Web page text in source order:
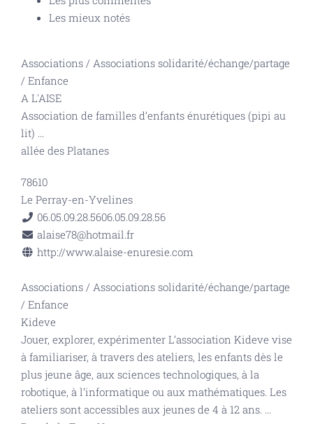
Les mieux notés
Associations / Associations solidarité/échange/partage
/ Enfance
A L'AISE
Association de familles d’enfants énurétiques (pipi au
lit) ...
allée des Platanes
78610
Le Perray-en-Yvelines
06.05.09.28.5606.05.09.28.56
alaise78@hotmail.fr
http://www.alaise-enuresie.com
Associations / Associations solidarité/échange/partage
/ Enfance
Kideve
Jouer, explorer, expérimenter L’association Kideve vise
à familiariser, à travers des ateliers, les enfants dès le
plus jeune âge, aux sciences technologiques, à la
robotique, à l’informatique ou aux mathématiques. Les
ateliers sont accessibles aux jeunes de 4 à 12 ans. ...